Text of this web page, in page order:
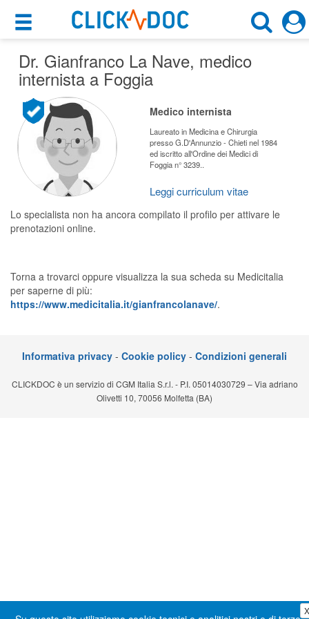
×
Motore di ricerca
×
Cerca uno specialista
Medico Internista
Foggia (FG)
CERCA
Cosa possiamo offrirti
Per i pazienti
Prenota una visita
Ricerca specialisti
Consulti online
Prenotazioni online
Planner e rubrica in cloud
Teleconsulto
Dr. Gianfranco La Nave, medico
internista a Foggia
Medico internista
Laureato in Medicina e Chirurgia
presso G.D'Annunzio - Chieti nel 1984
ed iscritto all'Ordine dei Medici di
Foggia n° 3239..
Leggi curriculum vitae
Lo specialista non ha ancora compilato il profilo per attivare le
prenotazioni online.
Torna a trovarci oppure visualizza la sua scheda su Medicitalia
per saperne di più:
https://www.medicitalia.it/gianfrancolanave/.
X
Informativa privacy - Cookie policy - Condizioni generali
CLICKDOC è un servizio di CGM Italia S.r.l. - P.I. 05014030729 – Via adriano
Olivetti 10, 70056 Molfetta (BA)